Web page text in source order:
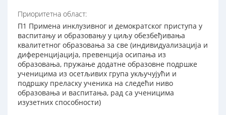
Приоритетна област:
П1 Примена инклузивног и демократског приступа у
васпитању и образовању у циљу обезбеђивања
квалитетног образовања за све (индивидуализација и
диференцијација, превенција осипања из
образовања, пружање додатне образовне подршке
ученицима из осетљивих група укључујући и
подршку преласку ученика на следећи ниво
образовања и васпитања, рад са ученицима
изузетних способности)